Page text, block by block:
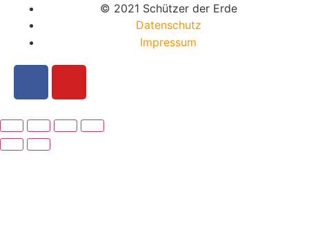
© 2021 Schützer der Erde
Datenschutz
Impressum